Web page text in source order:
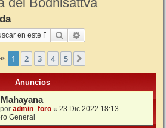
Buscar
1 2 3 4 5
Anuncios
admin_foro « 23 Dic 2022 18:13
General